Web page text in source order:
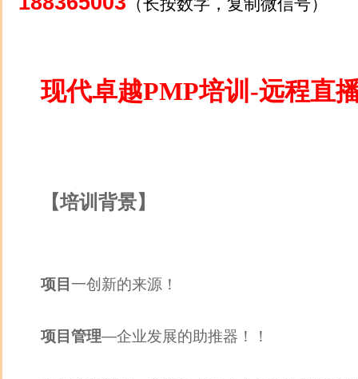
现代卓越PMP培训-远程直
【培训背景】
项目 一创新的来源！
项目管理—企业发展的助推器！！